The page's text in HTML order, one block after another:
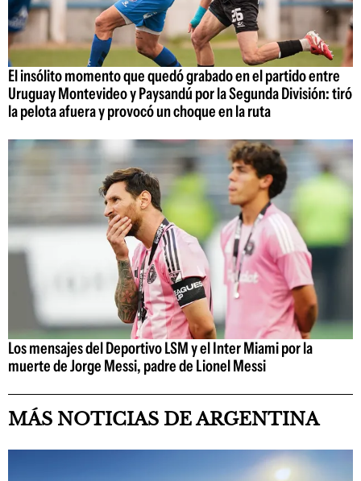
El insólito momento que quedó grabado en el partido entre
Uruguay Montevideo y Paysandú por la Segunda División: tiró
la pelota afuera y provocó un choque en la ruta
Los mensajes del Deportivo LSM y el Inter Miami por la
muerte de Jorge Messi, padre de Lionel Messi
MÁS NOTICIAS DE ARGENTINA